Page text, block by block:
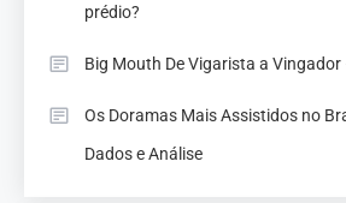
prédio?
Big Mouth De Vigarista a
Os Doramas Mais Assistidos no
Dados e Análise